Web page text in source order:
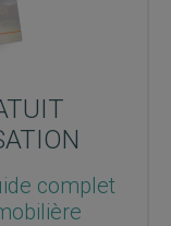
complet